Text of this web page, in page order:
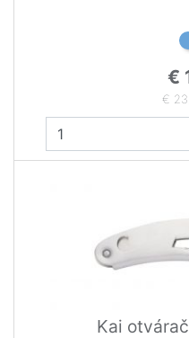
€
€
Kai